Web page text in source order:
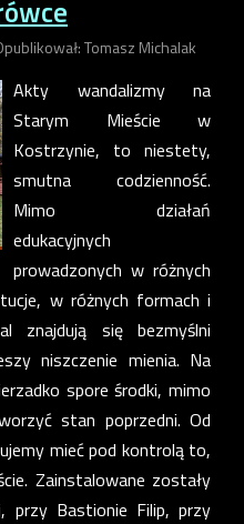
Tomasz Michalak
Akty wandalizmy na
Starym Mieście w
Kostrzynie, to niestety,
smutna codzienność.
Mimo działań
edukacyjnych
prowadzonych w różnych
w różnych formach i
znajdują się bezmyślni
niszczenie mienia. Na
spore środki, mimo
stan poprzedni. Od
mieć pod kontrolą to,
Zainstalowane zostały
przy Bastionie Filip, przy